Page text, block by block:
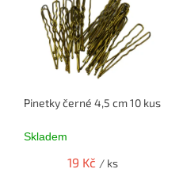
Pinetky černé 4,5 cm 10 kusů
Skladem
19 Kč / ks